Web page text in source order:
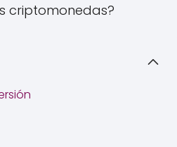
criptomonedas?